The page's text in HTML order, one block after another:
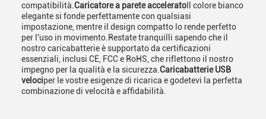
compatibilità. Caricatore a parete accelerato Il colore bianco
elegante si fonde perfettamente con qualsiasi
impostazione, mentre il design compatto lo rende perfetto
per l'uso in movimento.Restate tranquilli sapendo che il
nostro caricabatterie è supportato da certificazioni
essenziali, inclusi CE, FCC e RoHS, che riflettono il nostro
impegno per la qualità e la sicurezza. Caricabatterie USB
velociper le vostre esigenze di ricarica e godetevi la perfetta
combinazione di velocità e affidabilità.